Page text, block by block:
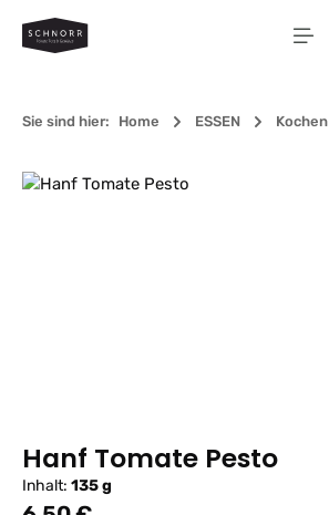
Zum Hauptinhalt springen
Sie sind hier: Home ESSEN Kochen
Bildergalerie überspringen
Hanf Tomate Pesto
Inhalt: 135 g
Regulärer Preis: